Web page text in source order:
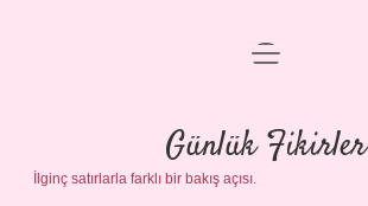
Anasayfa
Gizlilik Politikası
Yasal Uyarı
menüyü
Günlük Fikirler
İlginç satırlarla farklı bir bakış açısı.